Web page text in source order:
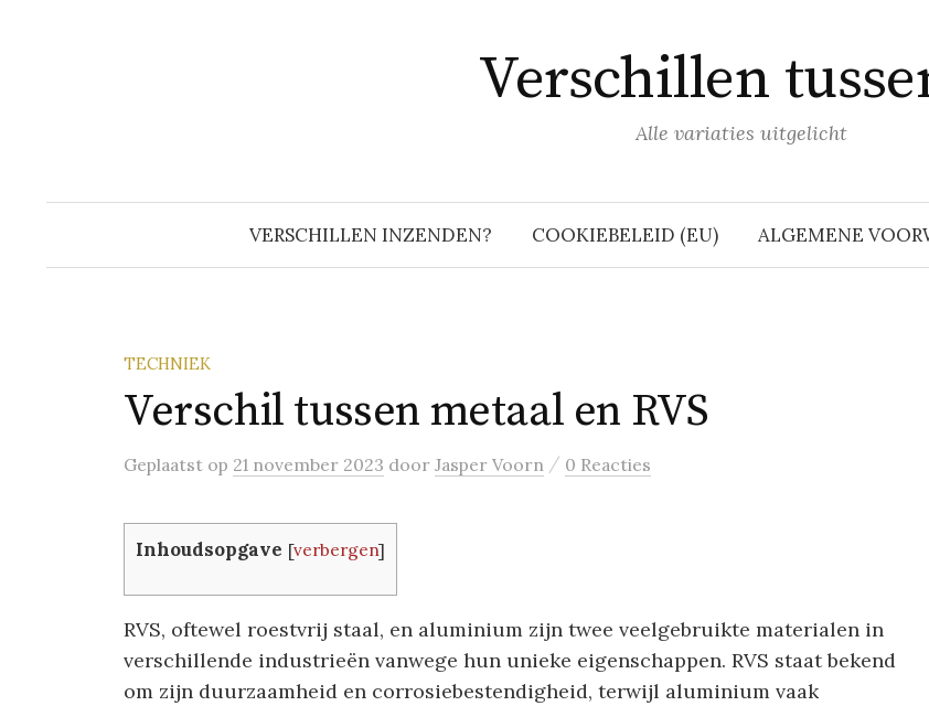
Verschillen
Alle variaties uitgelicht
VERSCHILLEN INZENDEN? COOKIEBELEID (EU) ALGEMENE
TECHNIEK
Verschil tussen metaal en RVS
Geplaatst op 21 november 2023 door Jasper Voorn / 0 Reacties
Inhoudsopgave [verbergen]
RVS, oftewel roestvrij staal, en aluminium zijn twee veelgebruikte materialen in
verschillende industrieën vanwege hun unieke eigenschappen. RVS staat bekend
om zijn duurzaamheid en corrosiebestendigheid, terwijl aluminium vaak